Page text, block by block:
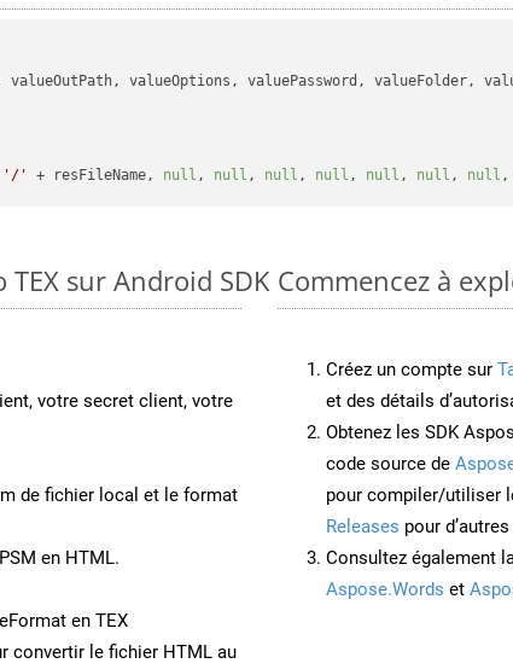
valueOutPath, valueOptions, valuePassword, valueFolder,
'/' + resFileName, null , null , null , null , null , null , null ,
sur Android SDK
votre secret client, votre
de fichier local et le format
en HTML.
en TEX
convertir le fichier HTML au
Commencez à
Créez un compte sur
et des détails
Obtenez les SDK
code source de
pour compiler/utiliser
Releases pour
Consultez également
Aspose.Words et